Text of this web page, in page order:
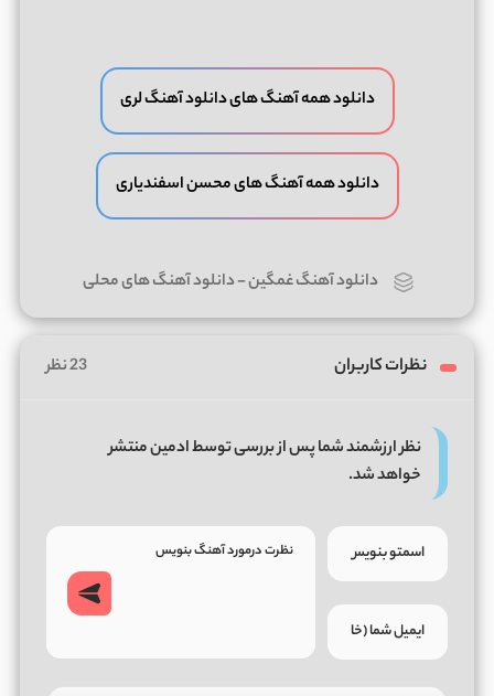
دانلود همه آهنگ های دانلود آهنگ لری
دانلود همه آهنگ های محسن اسفندیاری
دانلود آهنگ غمگین-دانلود آهنگ های محلی
نظرات کاربران 23 نظر
نظر ارزشمند شما پس از بررسی توسط ادمین منتشر
خواهد شد.